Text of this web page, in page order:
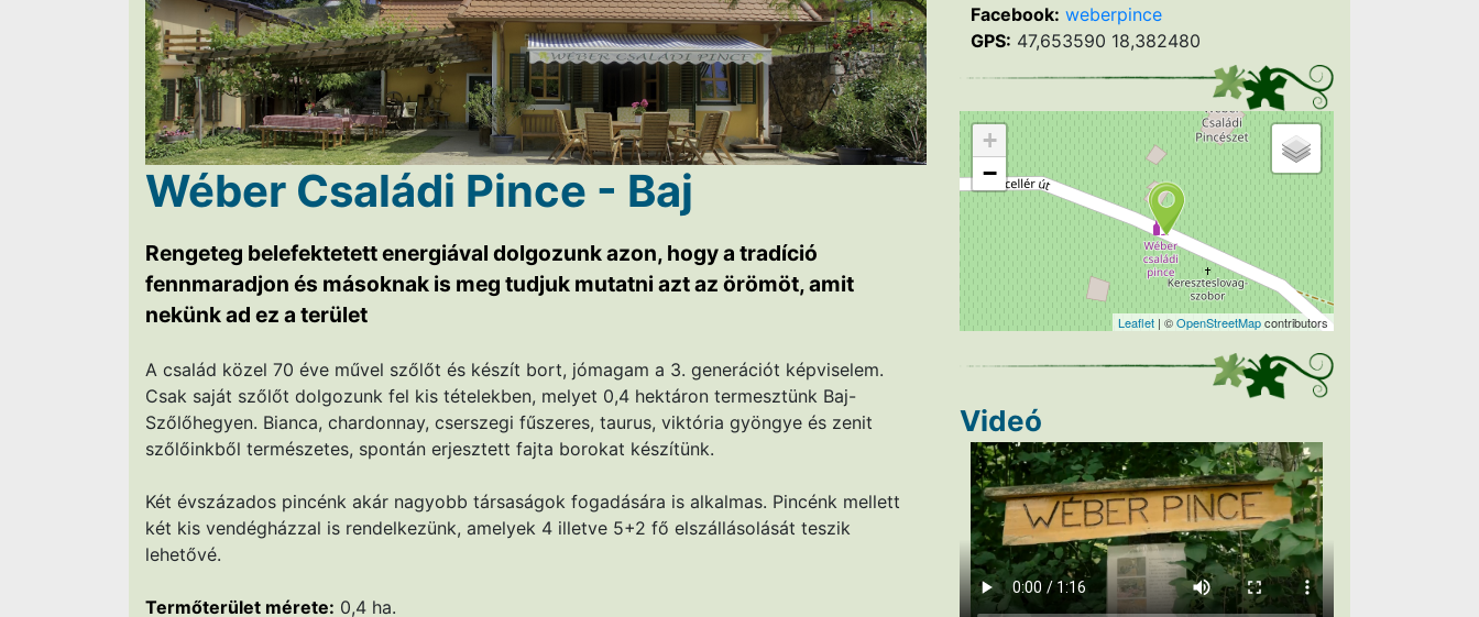
Wéber Családi Pince - Baj
Rengeteg belefektetett energiával dolgozunk azon, hogy a tradíció
fennmaradjon és másoknak is meg tudjuk mutatni azt az örömöt, amit
nekünk ad ez a terület
A család közel 70 éve művel szőlőt és készít bort, jómagam a 3. generációt képviselem.
Csak saját szőlőt dolgozunk fel kis tételekben, melyet 0,4 hektáron termesztünk Baj-
Szőlőhegyen. Bianca, chardonnay, cserszegi fűszeres, taurus, viktória gyöngye és zenit
szőlőinkből természetes, spontán erjesztett fajta borokat készítünk.
Két évszázados pincénk akár nagyobb társaságok fogadására is alkalmas. Pincénk mellett
két kis vendégházzal is rendelkezünk, amelyek 4 illetve 5+2 fő elszállásolását teszik
lehetővé.
Termőterület mérete: 0,4 ha.
Facebook: weberpince
GPS: 47,653590 18,382480
+
−
Leaflet | ©OpenStreetMapcontributors
Videó